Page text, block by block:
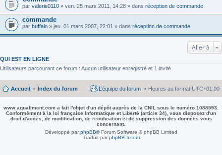
par valerie0110 » ven. 25 mars 2011, 14:28 » dans réception de commande
commande
par buffalo » jeu. 01 mars 2007, 22:01 » dans réception de commande
Aller à
QUI EST EN LIGNE
Utilisateurs parcourant ce forum : Aucun utilisateur enregistré et 1 invité
Accueil Index du forum Heures au format UTC+01:00
L’équipe du forum
www.aqualiment.com a fait l'objet d'un dépôt auprès de la CNIL sous le numéro 1088593.
Conformément à la loi française Informatique et Liberté (article 34), vous disposez d'un
droit d'accès, de modification, de rectification et de suppression des données vous
concernant.
Développé parphpBB® Forum Software © phpBB Limited
Traduit parphpBB-fr.com